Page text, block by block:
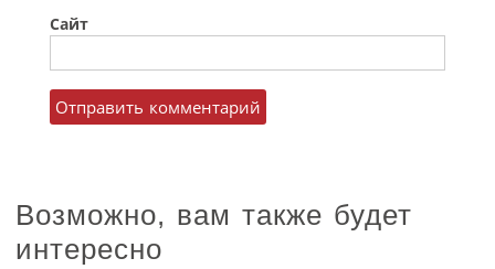
Сайт
Возможно, вам также будет
интересно